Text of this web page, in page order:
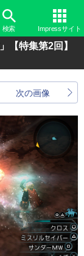
検索 Impressサイト
【特集第2回】
次の画像